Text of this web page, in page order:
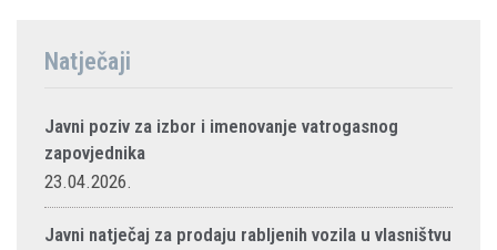
Natječaji
Javni poziv za izbor i imenovanje vatrogasnog
zapovjednika
23.04.2026.
Javni natječaj za prodaju rabljenih vozila u vlasništvu